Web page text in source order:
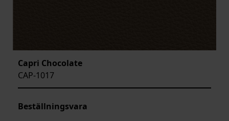
Capri Chocolate
CAP-1017
Beställningsvara